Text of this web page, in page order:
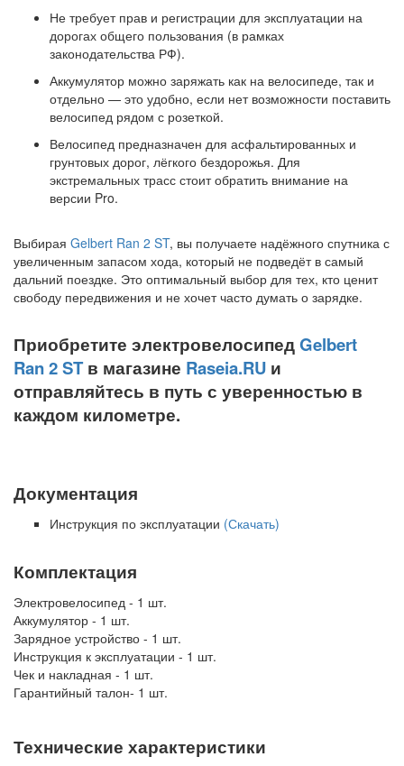
Не требует прав и регистрации для эксплуатации на
дорогах общего пользования (в рамках
законодательства РФ).
Аккумулятор можно заряжать как на велосипеде, так и
отдельно — это удобно, если нет возможности поставить
велосипед рядом с розеткой.
Велосипед предназначен для асфальтированных и
грунтовых дорог, лёгкого бездорожья. Для
экстремальных трасс стоит обратить внимание на
версии Pro.
Выбирая Gelbert Ran 2 ST, вы получаете надёжного спутника с
увеличенным запасом хода, который не подведёт в самый
дальний поездке. Это оптимальный выбор для тех, кто ценит
свободу передвижения и не хочет часто думать о зарядке.
Приобретите электровелосипедGelbert
Ran 2 STв магазине Raseia.RU и
отправляйтесь в путь с уверенностью в
каждом километре.
Документация
Инструкция по эксплуатации (Скачать)
Комплектация
Электровелосипед - 1 шт.
Аккумулятор - 1 шт.
Зарядное устройство - 1 шт.
Инструкция к эксплуатации - 1 шт.
Чек и накладная - 1 шт.
Гарантийный талон- 1 шт.
Технические характеристики